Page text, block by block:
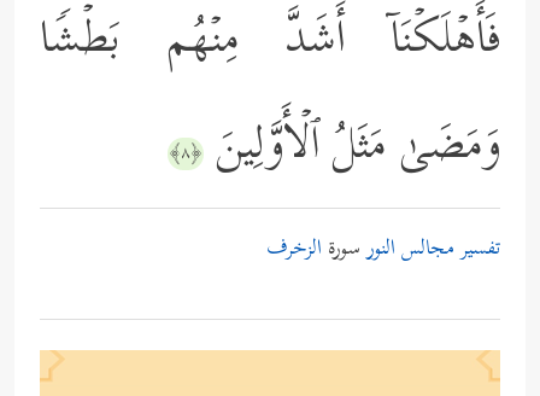
فَأَهۡلَكۡنَاۤ أَشَدَّ مِنۡهُم بَطۡشࣰا
وَمَضَىٰ مَثَلُ ٱلۡأَوَّلِینَ ﴿٨﴾
تفسير مجالس النورسورة الزخرف